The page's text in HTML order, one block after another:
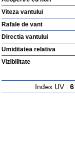
Viteza vantului
Rafale de vant
Directia vantului
Umiditatea relativa
Vizibilitate
Index UV : 6